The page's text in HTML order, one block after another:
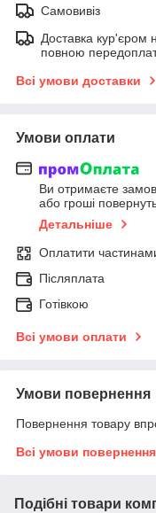
Самовивіз
Доставка кур'єром
повною
Всі умови доставки
Умови оплати
Ви отримаєте
або гроші
Детальніше
Оплатити
Післяплата
Готівкою
Всі умови оплати
Умови повернення
Повернення товару
Всі умови повернення
Подібні товари